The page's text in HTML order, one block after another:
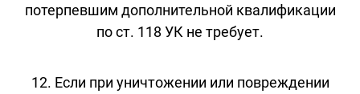
потерпевшим дополнительной квалификации
по ст. 118 УК не требует.
12. Если при уничтожении или повреждении